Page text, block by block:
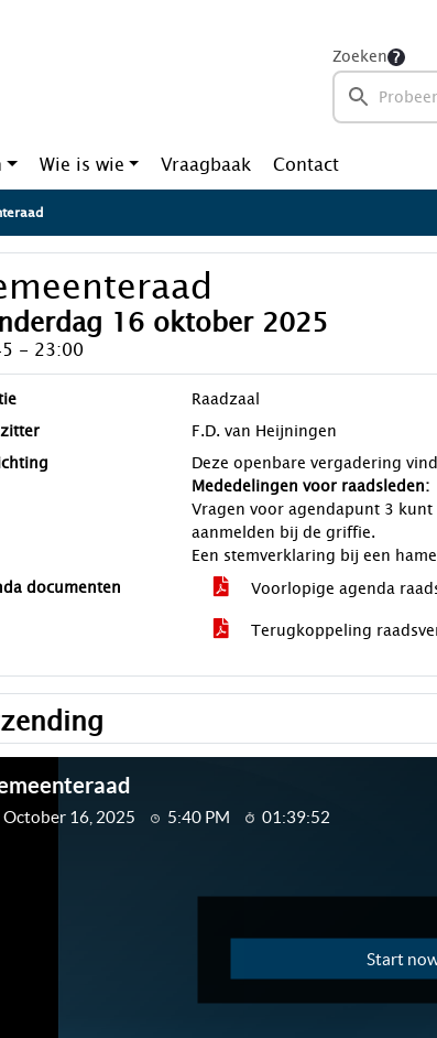
Zoeken
Wie is wie Vraagbaak Contact
16 oktober 2025
- 23:00
Raadzaal
F.D. van Heijningen
Deze openbare vergadering
Mededelingen voor raadsleden:
Vragen voor agendapunt 3
aanmelden bij de griffie.
Een stemverklaring bij een
documenten
Voorlopige agenda
Terugkoppeling